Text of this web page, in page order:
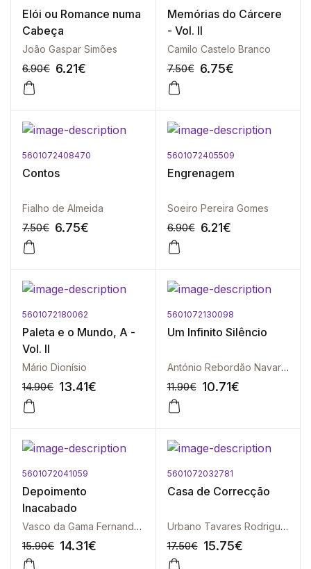
Elói ou Romance numa
Cabeça
João Gaspar Simões
6.90€ 6.21€
Memórias do Cárcere
- Vol. II
Camilo Castelo Branco
7.50€ 6.75€
5601072408470
Contos
Fialho de Almeida
7.50€ 6.75€
5601072405509
Engrenagem
Soeiro Pereira Gomes
6.90€ 6.21€
5601072180062
Paleta e o Mundo, A -
Vol. II
Mário Dionísio
14.90€ 13.41€
5601072130098
Um Infinito Silêncio
António Rebordão Navarro
11.90€ 10.71€
5601072041059
Depoimento
Inacabado
Vasco da Gama Fernandes
15.90€ 14.31€
5601072032781
Casa de Correcção
Urbano Tavares Rodrigues
17.50€ 15.75€